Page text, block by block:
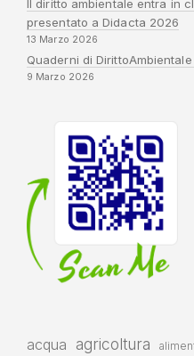
Il diritto ambientale entra in
presentato a Didacta 2026
13 Marzo 2026
Quaderni di DirittoAmbientale
9 Marzo 2026
acqua agricoltura